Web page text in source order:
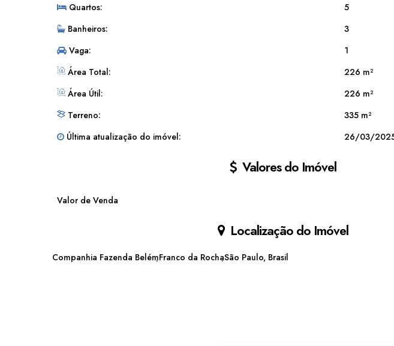
Quartos:
5
Banheiros:
3
Vaga:
1
Área Total:
226 m²
Área Útil:
226 m²
Terreno:
335 m²
Última atualização do imóvel:
26/03/
Valores do Imóvel
Valor de Venda
Localização do Imóvel
Companhia Fazenda BelémFranco da RochaSão Paulo, Brasil